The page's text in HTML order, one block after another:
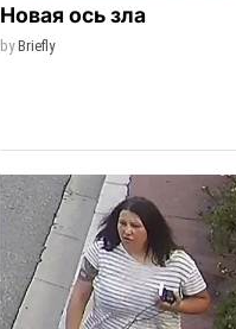
Новая ось зла
byBriefly